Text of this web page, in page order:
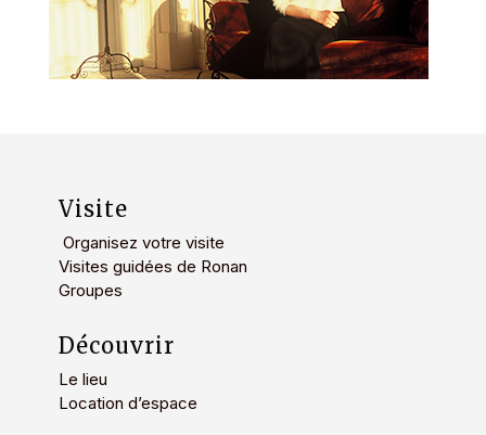
Visite
Organisez votre visite
Visites guidées de Ronan
Groupes
Découvrir
Le lieu
Location d’espace